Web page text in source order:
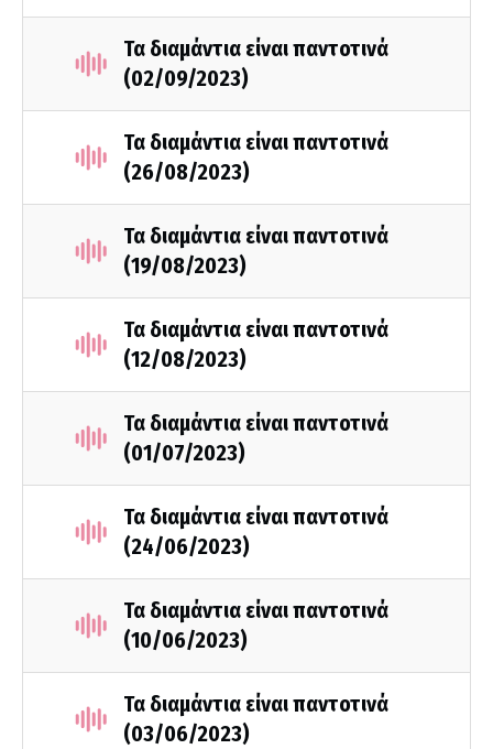
Τα διαμάντια είναι παντοτινά
(02/09/2023)
Τα διαμάντια είναι παντοτινά
(26/08/2023)
Τα διαμάντια είναι παντοτινά
(19/08/2023)
Τα διαμάντια είναι παντοτινά
(12/08/2023)
Τα διαμάντια είναι παντοτινά
(01/07/2023)
Τα διαμάντια είναι παντοτινά
(24/06/2023)
Τα διαμάντια είναι παντοτινά
(10/06/2023)
Τα διαμάντια είναι παντοτινά
(03/06/2023)